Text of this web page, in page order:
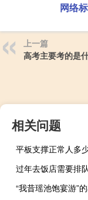
网络
上一篇
高考主要考的是
相关问题
过年去饭店需要排
“我昔瑶池饱宴游”